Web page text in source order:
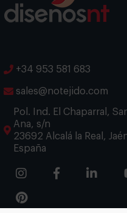
+34 953 581 683
sales@notejido.com
Pol. Ind. El Chaparral,
Ana, s/n
23692 Alcalá la Real,
España